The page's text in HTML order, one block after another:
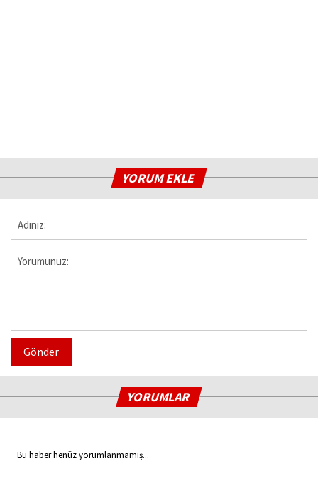
YORUM EKLE
Gönder
YORUMLAR
Bu haber henüz yorumlanmamış...